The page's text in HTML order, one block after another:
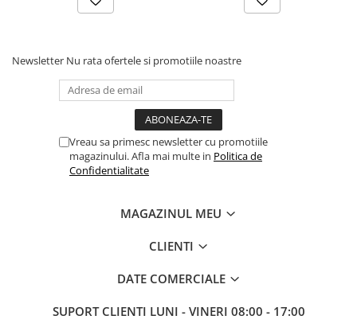
Newsletter Nu rata ofertele si promotiile noastre
Vreau sa primesc newsletter cu promotiile
magazinului. Afla mai multe in Politica de
Confidentialitate
MAGAZINUL MEU
CLIENTI
DATE COMERCIALE
SUPORT CLIENTI LUNI - VINERI 08:00 - 17:00